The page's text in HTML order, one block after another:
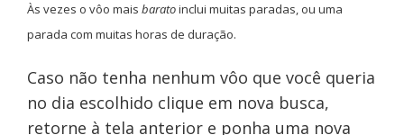
Às vezes o vôo mais baratoinclui muitas paradas, ou uma
parada com muitas horas de duração.
Caso não tenha nenhum vôo que você queria
no dia escolhido clique em nova busca,
retorne à tela anterior e ponha uma nova